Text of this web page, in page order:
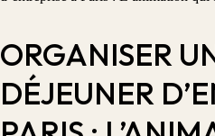
ORGANISER
DÉJEUNER